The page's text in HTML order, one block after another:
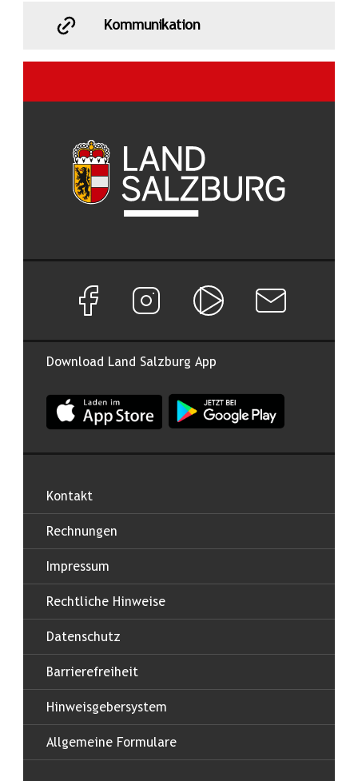
Kommunikation
Download Land Salzburg App
App Land Salzburg im Apple App Store
App Land Salzburg im
Facebook Seite von Land Salzburg
Instagram Seite von Land Salzburg
Salzburg ONNewsletter
Kontakt
Rechnungen
Impressum
Rechtliche Hinweise
Datenschutz
Barrierefreiheit
Hinweisgebersystem
Allgemeine Formulare